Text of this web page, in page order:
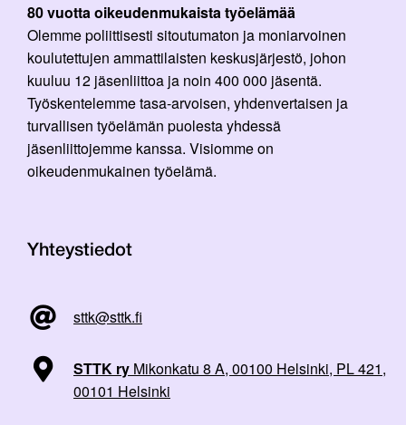
80 vuotta oikeudenmukaista työelämää
Olemme poliittisesti sitoutumaton ja moniarvoinen
koulutettujen ammattilaisten keskusjärjestö, johon
kuuluu 12 jäsenliittoa ja noin 400 000 jäsentä.
Työskentelemme tasa-arvoisen, yhdenvertaisen ja
turvallisen työelämän puolesta yhdessä
jäsenliittojemme kanssa. Visiomme on
oikeudenmukainen työelämä.
Yhteystiedot
sttk@sttk.fi
STTK ry Mikonkatu 8 A, 00100 Helsinki, PL 421,
00101 Helsinki